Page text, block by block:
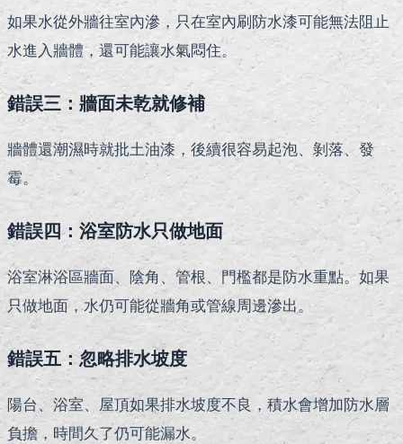
如果水從外牆往室內滲，只在室內刷防水漆可能無法阻止
水進入牆體，還可能讓水氣悶住。
錯誤三：牆面未乾就修補
牆體還潮濕時就批土油漆，後續很容易起泡、剝落、發
霉。
錯誤四：浴室防水只做地面
浴室淋浴區牆面、陰角、管根、門檻都是防水重點。如果
只做地面，水仍可能從牆角或管線周邊滲出。
錯誤五：忽略排水坡度
陽台、浴室、屋頂如果排水坡度不良，積水會增加防水層
負擔，時間久了仍可能漏水。